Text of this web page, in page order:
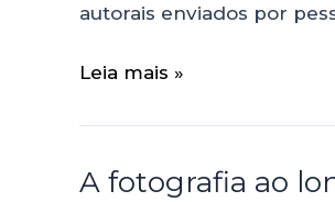
autorais enviados por
Leia mais »
A fotografia ao